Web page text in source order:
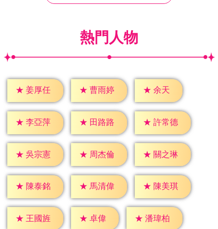
熱門人物
★ 姜厚任 ★ 曹雨婷 ★ 余天
★ 李亞萍 ★ 田路路 ★ 許常德
★ 吳宗憲 ★ 周杰倫 ★ 關之琳
★ 陳泰銘 ★ 馬清偉 ★ 陳美琪
★ 王國旌 ★ 卓偉 ★ 潘瑋柏